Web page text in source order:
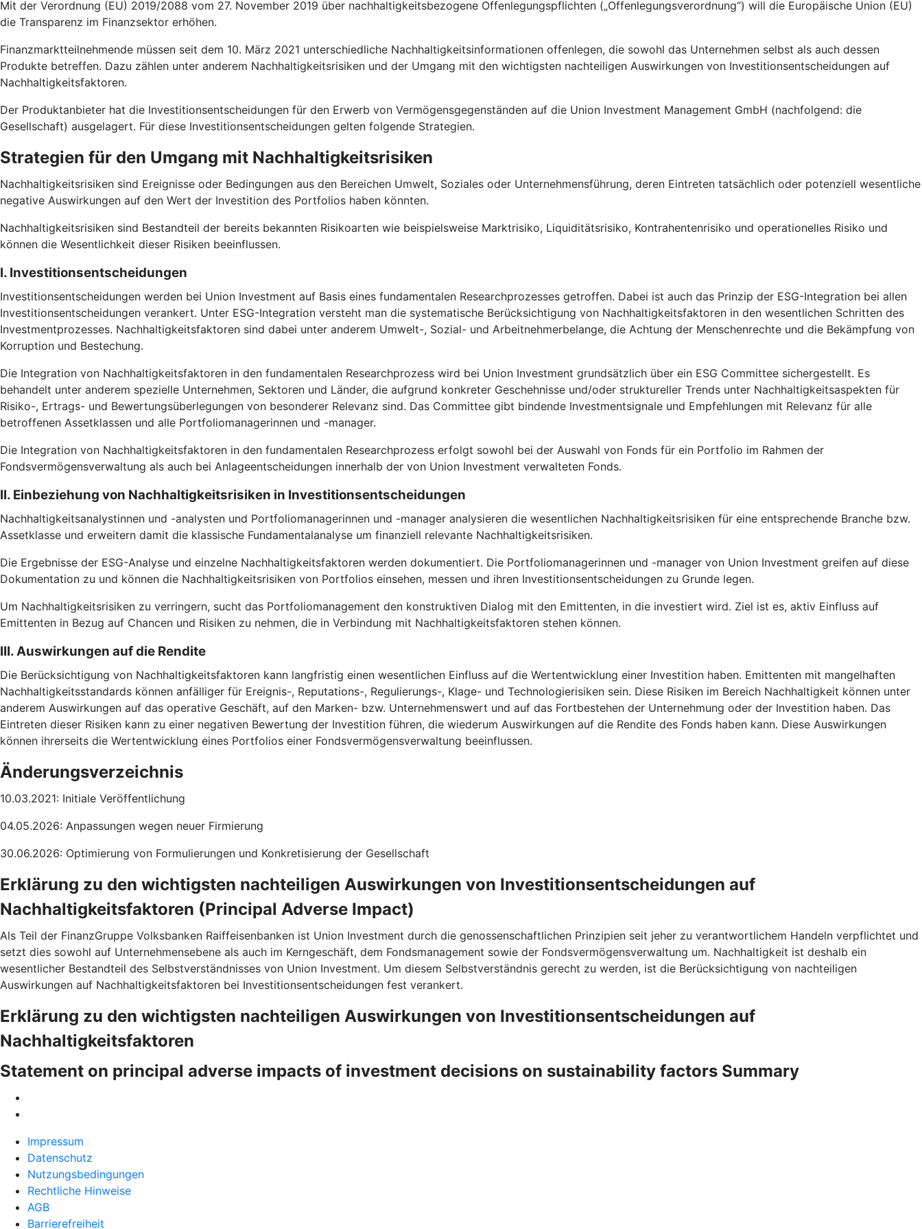
Mit der Verordnung (EU) 2019/2088 vom 27. November 2019 über nachhaltigkeitsbezogene Offenlegungspflichten („Offenlegungsverordnung“) will die Europäische Union (EU)
die Transparenz im Finanzsektor erhöhen.
Finanzmarktteilnehmende müssen seit dem 10. März 2021 unterschiedliche Nachhaltigkeitsinformationen offenlegen, die sowohl das Unternehmen selbst als auch dessen
Produkte betreffen. Dazu zählen unter anderem Nachhaltigkeitsrisiken und der Umgang mit den wichtigsten nachteiligen Auswirkungen von Investitionsentscheidungen auf
Nachhaltigkeitsfaktoren.
Der Produktanbieter hat die Investitionsentscheidungen für den Erwerb von Vermögensgegenständen auf die Union Investment Management GmbH (nachfolgend: die
Gesellschaft) ausgelagert. Für diese Investitionsentscheidungen gelten folgende Strategien.
Strategien für den Umgang mit Nachhaltigkeitsrisiken
Nachhaltigkeitsrisiken sind Ereignisse oder Bedingungen aus den Bereichen Umwelt, Soziales oder Unternehmensführung, deren Eintreten tatsächlich oder potenziell wesentliche
negative Auswirkungen auf den Wert der Investition des Portfolios haben könnten.
Nachhaltigkeitsrisiken sind Bestandteil der bereits bekannten Risikoarten wie beispielsweise Marktrisiko, Liquiditätsrisiko, Kontrahentenrisiko und operationelles Risiko und
können die Wesentlichkeit dieser Risiken beeinflussen.
I. Investitionsentscheidungen
Investitionsentscheidungen werden bei Union Investment auf Basis eines fundamentalen Researchprozesses getroffen. Dabei ist auch das Prinzip der ESG-Integration bei allen
Investitionsentscheidungen verankert. Unter ESG-Integration versteht man die systematische Berücksichtigung von Nachhaltigkeitsfaktoren in den wesentlichen Schritten des
Investmentprozesses. Nachhaltigkeitsfaktoren sind dabei unter anderem Umwelt-, Sozial- und Arbeitnehmerbelange, die Achtung der Menschenrechte und die Bekämpfung von
Korruption und Bestechung.
Die Integration von Nachhaltigkeitsfaktoren in den fundamentalen Researchprozess wird bei Union Investment grundsätzlich über ein ESG Committee sichergestellt. Es
behandelt unter anderem spezielle Unternehmen, Sektoren und Länder, die aufgrund konkreter Geschehnisse und/oder struktureller Trends unter Nachhaltigkeitsaspekten für
Risiko-, Ertrags- und Bewertungsüberlegungen von besonderer Relevanz sind. Das Committee gibt bindende Investmentsignale und Empfehlungen mit Relevanz für alle
betroffenen Assetklassen und alle Portfoliomanagerinnen und -manager.
Die Integration von Nachhaltigkeitsfaktoren in den fundamentalen Researchprozess erfolgt sowohl bei der Auswahl von Fonds für ein Portfolio im Rahmen der
Fondsvermögensverwaltung als auch bei Anlageentscheidungen innerhalb der von Union Investment verwalteten Fonds.
II. Einbeziehung von Nachhaltigkeitsrisiken in Investitionsentscheidungen
Nachhaltigkeitsanalystinnen und -analysten und Portfoliomanagerinnen und -manager analysieren die wesentlichen Nachhaltigkeitsrisiken für eine entsprechende Branche bzw.
Assetklasse und erweitern damit die klassische Fundamentalanalyse um finanziell relevante Nachhaltigkeitsrisiken.
Die Ergebnisse der ESG-Analyse und einzelne Nachhaltigkeitsfaktoren werden dokumentiert. Die Portfoliomanagerinnen und -manager von Union Investment greifen auf diese
Dokumentation zu und können die Nachhaltigkeitsrisiken von Portfolios einsehen, messen und ihren Investitionsentscheidungen zu Grunde legen.
Um Nachhaltigkeitsrisiken zu verringern, sucht das Portfoliomanagement den konstruktiven Dialog mit den Emittenten, in die investiert wird. Ziel ist es, aktiv Einfluss auf
Emittenten in Bezug auf Chancen und Risiken zu nehmen, die in Verbindung mit Nachhaltigkeitsfaktoren stehen können.
III. Auswirkungen auf die Rendite
Die Berücksichtigung von Nachhaltigkeitsfaktoren kann langfristig einen wesentlichen Einfluss auf die Wertentwicklung einer Investition haben. Emittenten mit mangelhaften
Nachhaltigkeitsstandards können anfälliger für Ereignis-, Reputations-, Regulierungs-, Klage- und Technologierisiken sein. Diese Risiken im Bereich Nachhaltigkeit können unter
anderem Auswirkungen auf das operative Geschäft, auf den Marken- bzw. Unternehmenswert und auf das Fortbestehen der Unternehmung oder der Investition haben. Das
Eintreten dieser Risiken kann zu einer negativen Bewertung der Investition führen, die wiederum Auswirkungen auf die Rendite des Fonds haben kann. Diese Auswirkungen
können ihrerseits die Wertentwicklung eines Portfolios einer Fondsvermögensverwaltung beeinflussen.
Änderungsverzeichnis
10.03.2021: Initiale Veröffentlichung
04.05.2026: Anpassungen wegen neuer Firmierung
30.06.2026: Optimierung von Formulierungen und Konkretisierung der Gesellschaft
Erklärung zu den wichtigsten nachteiligen Auswirkungen von Investitionsentscheidungen auf
Nachhaltigkeitsfaktoren (Principal Adverse Impact)
Als Teil der FinanzGruppe Volksbanken Raiffeisenbanken ist Union Investment durch die genossenschaftlichen Prinzipien seit jeher zu verantwortlichem Handeln verpflichtet und
setzt dies sowohl auf Unternehmensebene als auch im Kerngeschäft, dem Fondsmanagement sowie der Fondsvermögensverwaltung um. Nachhaltigkeit ist deshalb ein
wesentlicher Bestandteil des Selbstverständnisses von Union Investment. Um diesem Selbstverständnis gerecht zu werden, ist die Berücksichtigung von nachteiligen
Auswirkungen auf Nachhaltigkeitsfaktoren bei Investitionsentscheidungen fest verankert.
Erklärung zu den wichtigsten nachteiligen Auswirkungen von Investitionsentscheidungen auf
Nachhaltigkeitsfaktoren
Statement on principal adverse impacts of investment decisions on sustainability factors Summary
Impressum
Datenschutz
Nutzungsbedingungen
Rechtliche Hinweise
AGB
Barrierefreiheit